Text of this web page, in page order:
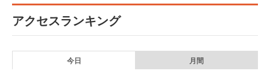
アクセスランキング
今日 月間